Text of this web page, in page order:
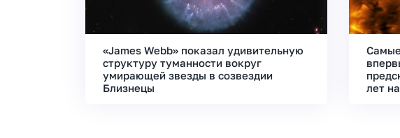
«James Webb» показал удивительную
структуру туманности вокруг
умирающей звезды в созвездии
Близнецы
лет